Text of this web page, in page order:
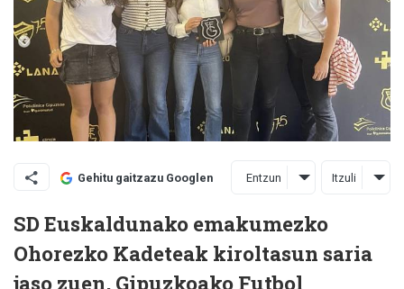
Gehitu gaitzazu Googlen Entzun Itzuli
SD Euskaldunako emakumezko
Ohorezko Kadeteak kiroltasun saria
jaso zuen, Gipuzkoako Futbol